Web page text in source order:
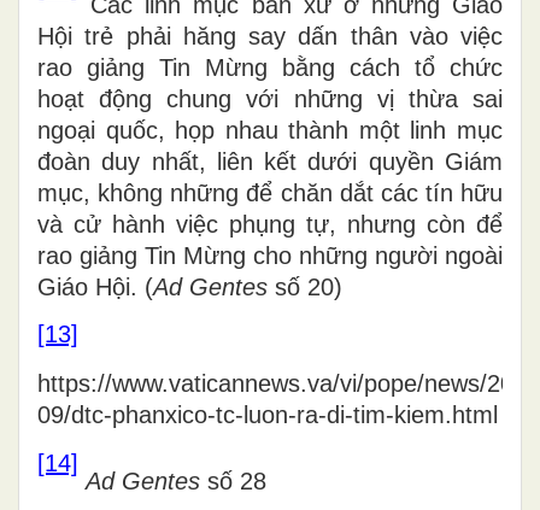
Hội trẻ phải hăng say dấn thân vào việc
rao giảng Tin Mừng bằng cách tổ chức
hoạt động chung với những vị thừa sai
ngoại quốc, họp nhau thành một linh mục
đoàn duy nhất, liên kết dưới quyền Giám
mục, không những để chăn dắt các tín hữu
và cử hành việc phụng tự, nhưng còn để
rao giảng Tin Mừng cho những người ngoài
Giáo Hội. (Ad Gentes số 20)
[13]
https://www.vaticannews.va/vi/pope/news/
09/dtc-phanxico-tc-luon-ra-di-tim-kiem.html
[14]
Ad Gentes số 28